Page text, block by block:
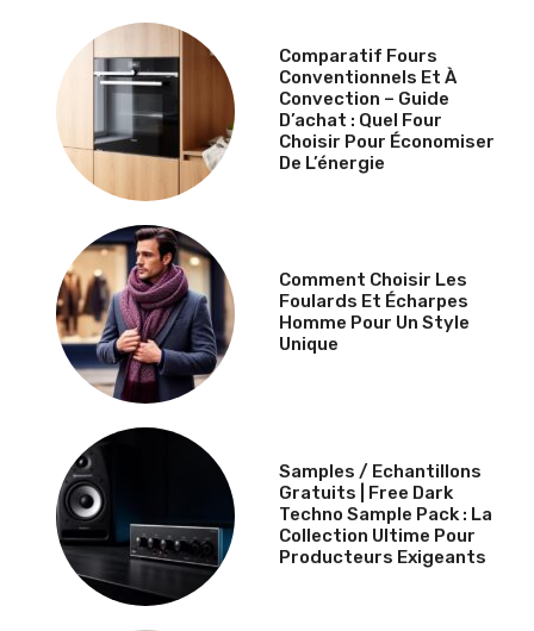
Comparatif Fours
Conventionnels Et À
Convection – Guide
D’achat : Quel Four
Choisir Pour Économiser
De L’énergie
Comment Choisir Les
Foulards Et Écharpes
Homme Pour Un Style
Unique
Samples / Echantillons
Gratuits | Free Dark
Techno Sample Pack : La
Collection Ultime Pour
Producteurs Exigeants